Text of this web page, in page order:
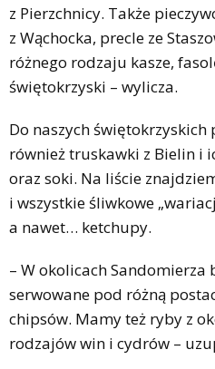
z Pierzchnicy. Także
z Wąchocka, precle ze
różnego rodzaju kasze,
świętokrzyski – wylicza.
Do naszych
również truskawki z Bielin i
oraz soki. Na liście
i wszystkie śliwkowe
a nawet… ketchupy.
– W okolicach Sandomierza
serwowane pod różną
chipsów. Mamy też ryby z
rodzajów win i cydrów –